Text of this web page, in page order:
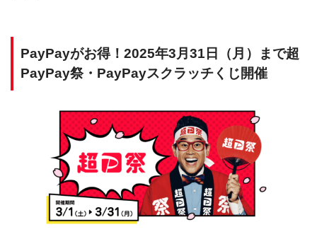
PayPayがお得！2025年3月31日（月）まで超
PayPay祭・PayPayスクラッチくじ開催